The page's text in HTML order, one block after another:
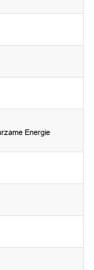
Energie